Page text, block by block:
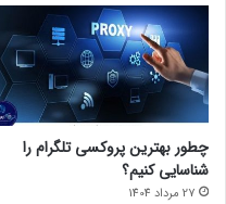
چطور بهترین پروکسی تلگرام را
شناسایی کنیم؟
27 مرداد 1404